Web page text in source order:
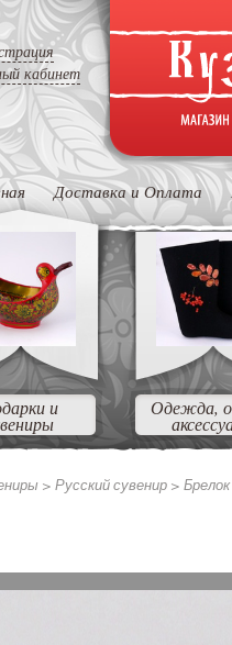
кабинет
Доставка и Оплата
и Одежда,
> Русский сувенир >